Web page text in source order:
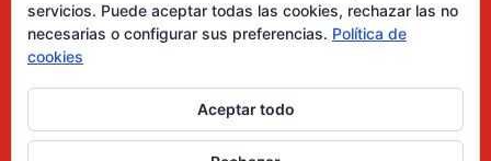
0 elementos
servicios. Puede aceptar todas las cookies, rechazar las no
necesarias o configurar sus preferencias. Política de
cookies
Aceptar todo